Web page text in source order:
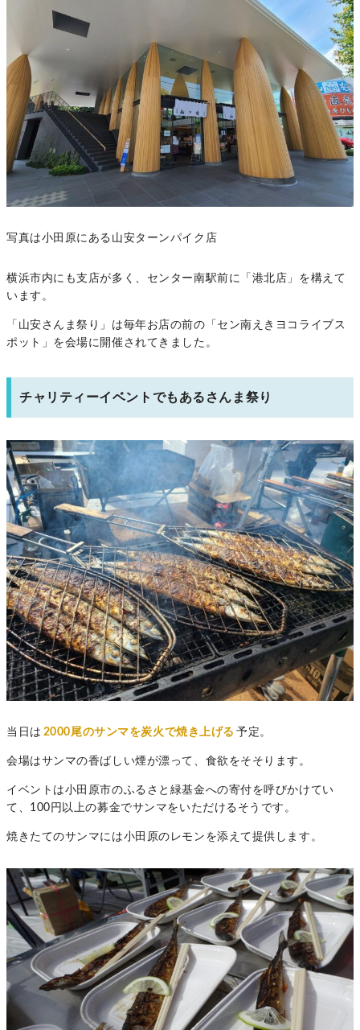
写真は小田原にある山安ターンパイク店
横浜市内にも支店が多く、センター南駅前に「港北店」を構えて
います。
「山安さんま祭り」は毎年お店の前の「セン南えきヨコライブス
ポット」を会場に開催されてきました。
チャリティーイベントでもあるさんま祭り
当日は 2000尾のサンマを炭火で焼き上げる 予定。
会場はサンマの香ばしい煙が漂って、食欲をそそります。
イベントは小田原市のふるさと緑基金への寄付を呼びかけてい
て、100円以上の募金でサンマをいただけるそうです。
焼きたてのサンマには小田原のレモンを添えて提供します。